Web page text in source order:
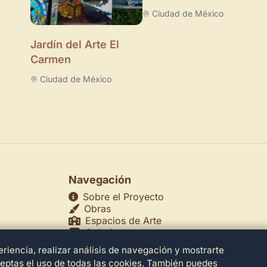
Jardín del Arte El
Carmen
Ciudad de México
Ciudad de México
Navegación
Sobre el Proyecto
Obras
Espacios de Arte
Galerías
Museos
Teatros
realizar análisis de navegación y mostrarte
el uso de todas las cookies. También puedes